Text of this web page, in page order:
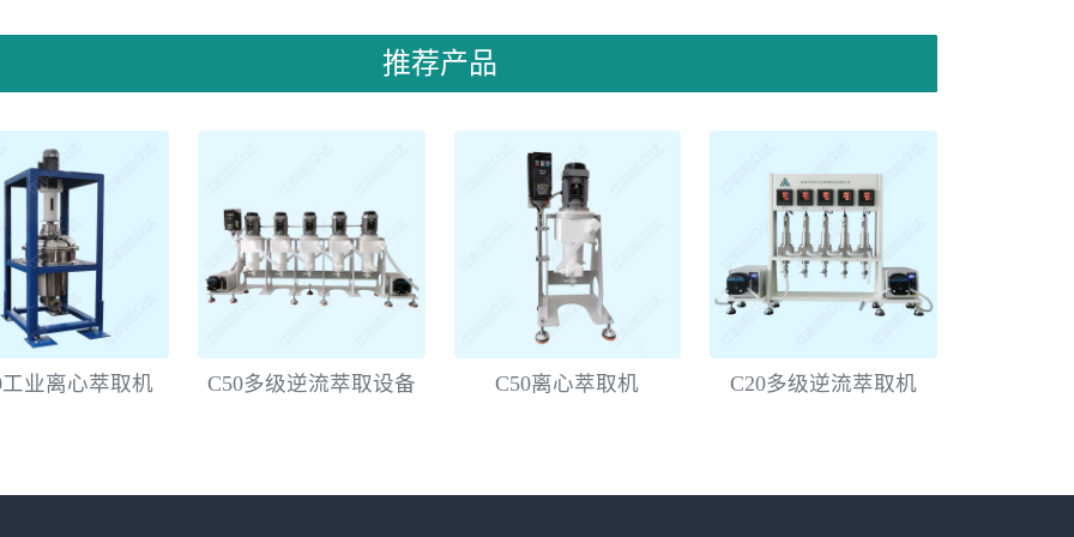
推荐产品
工业离心萃取机 C50多级逆流萃取设备 C50离心萃取机 C20多级逆流萃取机